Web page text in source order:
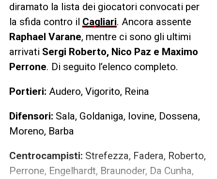
diramato la lista dei giocatori convocati per
la sfida contro il Cagliari. Ancora assente
Raphael Varane, mentre ci sono gli ultimi
arrivati Sergi Roberto, Nico Paz e Maximo
Perrone. Di seguito l’elenco completo.
Portieri: Audero, Vigorito, Reina
Difensori: Sala, Goldaniga, Iovine, Dossena,
Moreno, Barba
Centrocampisti: Strefezza, Fadera, Roberto,
Perrone, Engelhardt, Braunoder, Da Cunha,